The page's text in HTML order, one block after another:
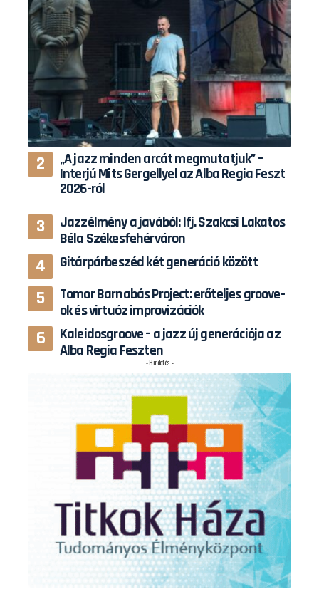
„A jazz minden arcát megmutatjuk” –
Interjú Mits Gergellyel az Alba Regia Feszt
2026-ról
Jazzélmény a javából: Ifj. Szakcsi Lakatos
Béla Székesfehérváron
Gitárpárbeszéd két generáció között
Tomor Barnabás Project: erőteljes groove-
ok és virtuóz improvizációk
Kaleidosgroove – a jazz új generációja az
Alba Regia Feszten
- Hirdetés -